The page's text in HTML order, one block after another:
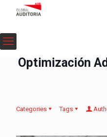
Optimización
Categories Tags